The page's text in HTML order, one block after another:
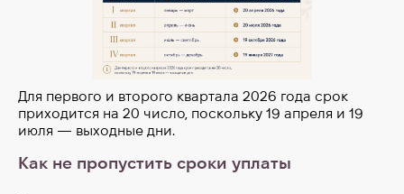
Для первого и второго квартала 2026 года срок
приходится на 20 число, поскольку 19 апреля и 19
июля — выходные дни.
Как не пропустить сроки уплаты